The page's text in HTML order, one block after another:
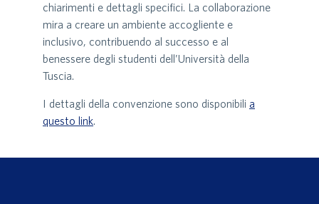
chiarimenti e dettagli specifici. La collaborazione
mira a creare un ambiente accogliente e
inclusivo, contribuendo al successo e al
benessere degli studenti dell’Università della
Tuscia.
I dettagli della convenzione sono disponibili a
questo link.